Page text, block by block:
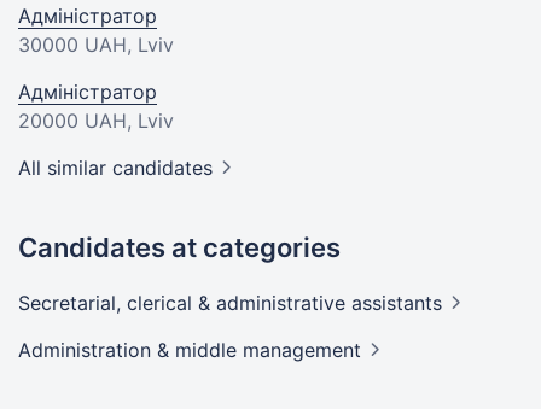
Адміністратор
30000 UAH, Lviv
Адміністратор
20000 UAH, Lviv
All similar candidates
Candidates at categories
Secretarial, clerical & administrative assistants
Administration & middle management